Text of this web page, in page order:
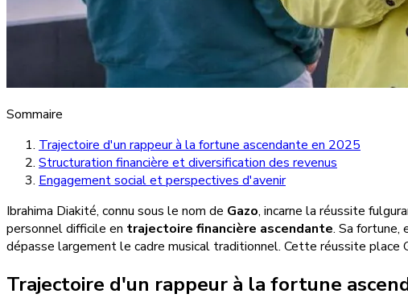
Sommaire
Trajectoire d'un rappeur à la fortune ascendante en 2025
Structuration financière et diversification des revenus
Engagement social et perspectives d'avenir
Ibrahima Diakité, connu sous le nom de Gazo, incarne la réussite
personnel difficile en trajectoire financière ascendante. Sa fortune,
dépasse largement le cadre musical traditionnel. Cette réussite place
Trajectoire d'un rappeur à la fortune